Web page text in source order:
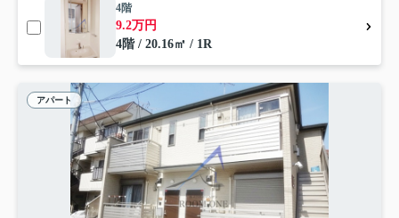
4階
9.2万円
4階 / 20.16㎡ / 1R
アパート